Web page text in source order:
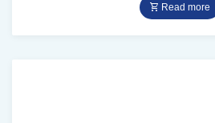
Read more